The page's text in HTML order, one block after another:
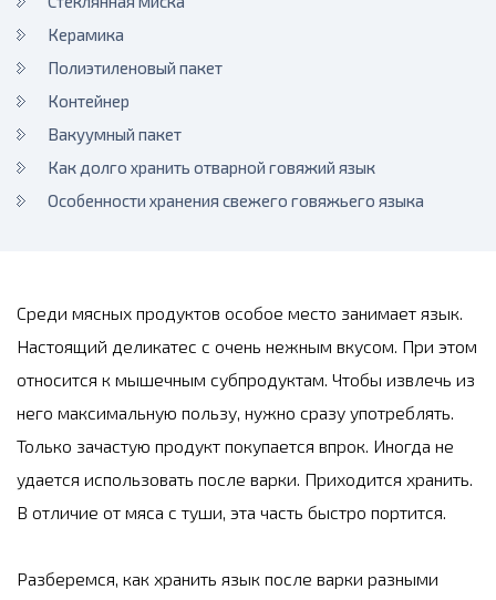
Керамика
Полиэтиленовый пакет
Контейнер
Вакуумный пакет
Как долго хранить отварной говяжий язык
Особенности хранения свежего говяжьего языка
Среди мясных продуктов особое место занимает язык.
Настоящий деликатес с очень нежным вкусом. При этом
относится к мышечным субпродуктам. Чтобы извлечь из
него максимальную пользу, нужно сразу употреблять.
Только зачастую продукт покупается впрок. Иногда не
удается использовать после варки. Приходится хранить.
В отличие от мяса с туши, эта часть быстро портится.
Разберемся, как хранить язык после варки разными